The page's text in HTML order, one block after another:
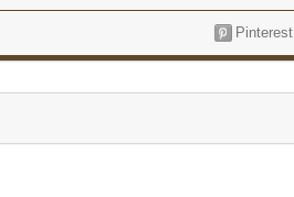
Pinterest